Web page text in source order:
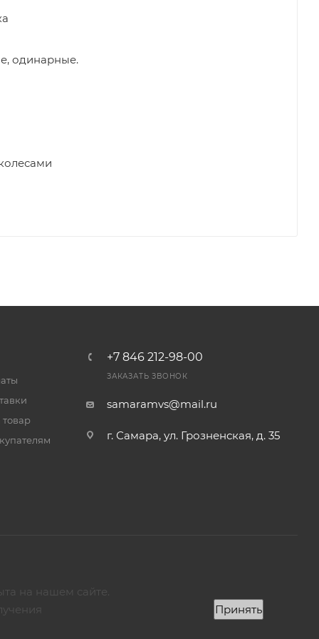
одинарные.
товар
+7 846 212-98-00
ЗАКАЗАТЬ ЗВОНОК
samaramvs@mail.ru
г. Самара, ул. Грозненская, д. 35
на нашем сайте.
Принять